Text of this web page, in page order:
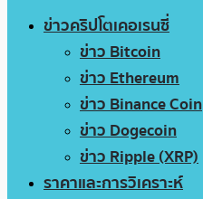
ข่าวคริปโตเคอเรนซี่
ข่าว Bitcoin
ข่าว Ethereum
ข่าว Binance Coin
ข่าว Dogecoin
ข่าว Ripple (XRP)
ราคาและการวิเคราะห์